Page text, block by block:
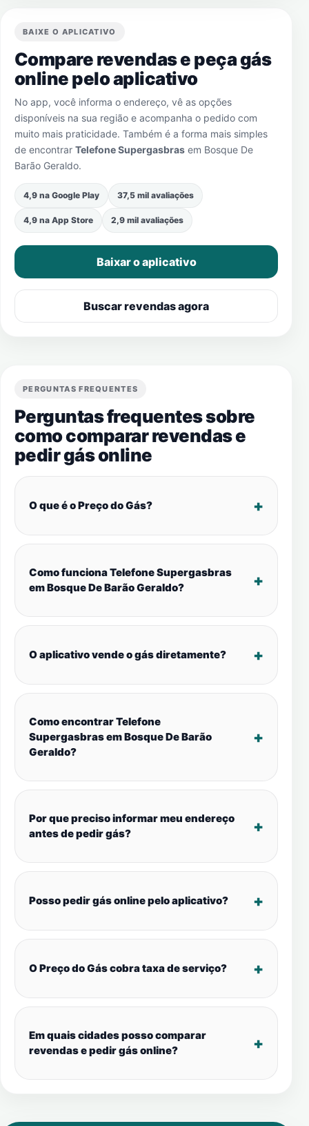
BAIXE O APLICATIVO
Compare revendas e peça gás
online pelo aplicativo
No app, você informa o endereço, vê as opções
disponíveis na sua região e acompanha o pedido com
muito mais praticidade. Também é a forma mais simples
de encontrar Telefone Supergasbras em Bosque De
Barão Geraldo.
4,9 na Google Play 37,5 mil avaliações
4,9 na App Store 2,9 mil avaliações
Baixar o aplicativo
Buscar revendas agora
PERGUNTAS FREQUENTES
Perguntas frequentes sobre
como comparar revendas e
pedir gás online
O que é o Preço do Gás?
Como funciona Telefone Supergasbras
em Bosque De Barão Geraldo?
O aplicativo vende o gás diretamente?
Como encontrar Telefone
Supergasbras em Bosque De Barão
Geraldo?
Por que preciso informar meu endereço
antes de pedir gás?
Posso pedir gás online pelo aplicativo?
O Preço do Gás cobra taxa de serviço?
Em quais cidades posso comparar
revendas e pedir gás online?